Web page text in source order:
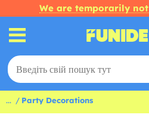
We are temporarily
... Party Decorations